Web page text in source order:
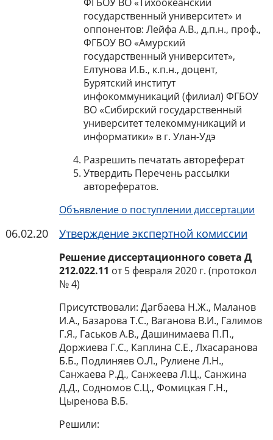
ФГБОУ ВО «Тихоокеанский
государственный университет» и
оппонентов: Лейфа А.В., д.п.н., проф.,
ФГБОУ ВО «Амурский
государственный университет»,
Елтунова И.Б., к.п.н., доцент,
Бурятский институт
инфокоммуникаций (филиал) ФГБОУ
ВО «Сибирский государственный
университет телекоммуникаций и
информатики» в г. Улан-Удэ
Разрешить печатать автореферат
Утвердить Перечень рассылки
авторефератов.
Объявление о поступлении диссертации
06.02.20 Утверждение экспертной комиссии
Решение диссертационного совета Д
212.022.11 от 5 февраля 2020 г. (протокол
№ 4)
Присутствовали: Дагбаева Н.Ж., Маланов
И.А., Базарова Т.С., Ваганова В.И., Галимов
Г.Я., Гаськов А.В., Дашинимаева П.П.,
Доржиева Г.С., Каплина С.Е., Лхасаранова
Б.Б., Подлиняев О.Л., Рулиене Л.Н.,
Санжаева Р.Д., Санжеева Л.Ц., Санжина
Д.Д., Содномов С.Ц., Фомицкая Г.Н.,
Цыренова В.Б.
Решили: